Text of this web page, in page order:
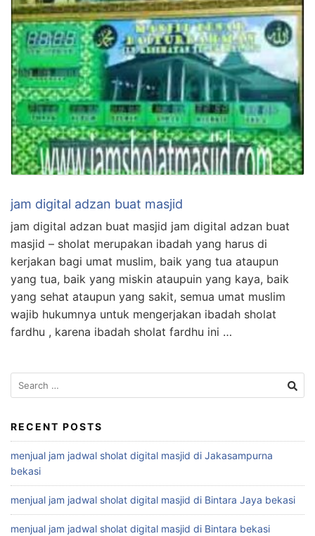
jam digital adzan buat masjid
jam digital adzan buat masjid jam digital adzan buat
masjid – sholat merupakan ibadah yang harus di
kerjakan bagi umat muslim, baik yang tua ataupun
yang tua, baik yang miskin ataupuin yang kaya, baik
yang sehat ataupun yang sakit, semua umat muslim
wajib hukumnya untuk mengerjakan ibadah sholat
fardhu , karena ibadah sholat fardhu ini …
Search
for:
RECENT POSTS
menjual jam jadwal sholat digital masjid di Jakasampurna
bekasi
menjual jam jadwal sholat digital masjid di Bintara Jaya bekasi
menjual jam jadwal sholat digital masjid di Bintara bekasi